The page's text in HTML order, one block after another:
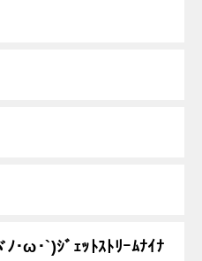
･ω･`)ｼﾞｪｯﾄｽﾄﾘｰﾑﾅｲﾅ